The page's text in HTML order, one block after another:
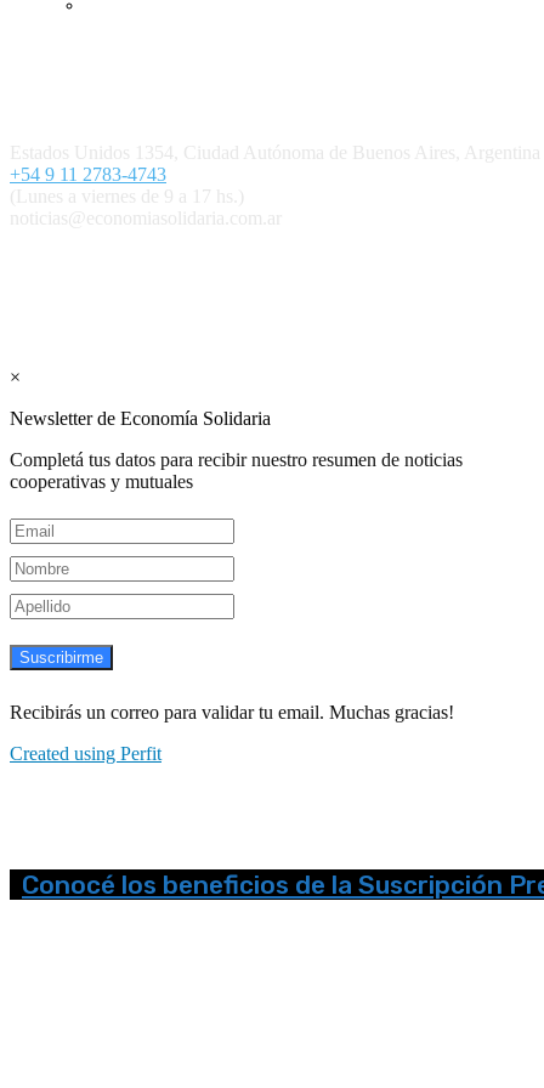
Estados Unidos 1354, Ciudad Autónoma de Buenos Aires,
+54 9 11 2783-4743
(Lunes a viernes de 9 a 17 hs.)
noticias@economiasolidaria.com.ar
×
Newsletter de Economía Solidaria
Completá tus datos para recibir nuestro resumen de noticias
cooperativas y mutuales
Suscribirme
Recibirás un correo para validar tu email. Muchas gracias!
Created using Perfit
Conocé los beneficios de la Suscripción